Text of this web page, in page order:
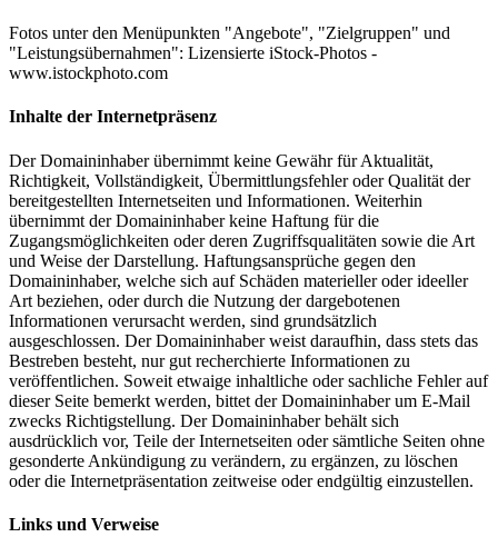
Fotos unter den Menüpunkten "Angebote", "Zielgruppen" und
"Leistungsübernahmen": Lizensierte iStock-Photos -
www.istockphoto.com
Inhalte der Internetpräsenz
Der Domaininhaber übernimmt keine Gewähr für Aktualität,
Richtigkeit, Vollständigkeit, Übermittlungsfehler oder Qualität der
bereitgestellten Internetseiten und Informationen. Weiterhin
übernimmt der Domaininhaber keine Haftung für die
Zugangsmöglichkeiten oder deren Zugriffsqualitäten sowie die Art
und Weise der Darstellung. Haftungsansprüche gegen den
Domaininhaber, welche sich auf Schäden materieller oder ideeller
Art beziehen, oder durch die Nutzung der dargebotenen
Informationen verursacht werden, sind grundsätzlich
ausgeschlossen. Der Domaininhaber weist daraufhin, dass stets das
Bestreben besteht, nur gut recherchierte Informationen zu
veröffentlichen. Soweit etwaige inhaltliche oder sachliche Fehler auf
dieser Seite bemerkt werden, bittet der Domaininhaber um E-Mail
zwecks Richtigstellung. Der Domaininhaber behält sich
ausdrücklich vor, Teile der Internetseiten oder sämtliche Seiten ohne
gesonderte Ankündigung zu verändern, zu ergänzen, zu löschen
oder die Internetpräsentation zeitweise oder endgültig einzustellen.
Links und Verweise